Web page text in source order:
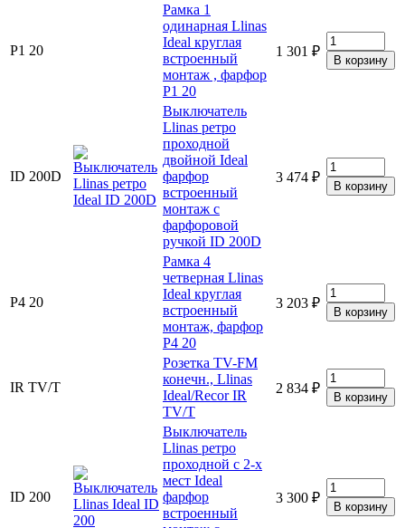
Р1 20
Рамка 1
одинарная Llinas
Ideal круглая
встроенный
монтаж , фарфор
Р1 20
1 301 ₽
ID 200D
Выключатель
Llinas ретро
проходной
двойной Ideal
фарфор
встроенный
монтаж с
фарфоровой
ручкой ID 200D
3 474 ₽
Р4 20
Рамка 4
четверная Llinas
Ideal круглая
встроенный
монтаж, фарфор
Р4 20
3 203 ₽
IR TV/T
Розетка TV-FM
конечн., Llinas
Ideal/Recor IR
TV/T
2 834 ₽
ID 200
Выключатель
Llinas ретро
проходной с 2-х
мест Ideal
фарфор
встроенный
3 300 ₽